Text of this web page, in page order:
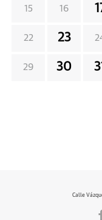
15 16
22 23
29 30
Calle